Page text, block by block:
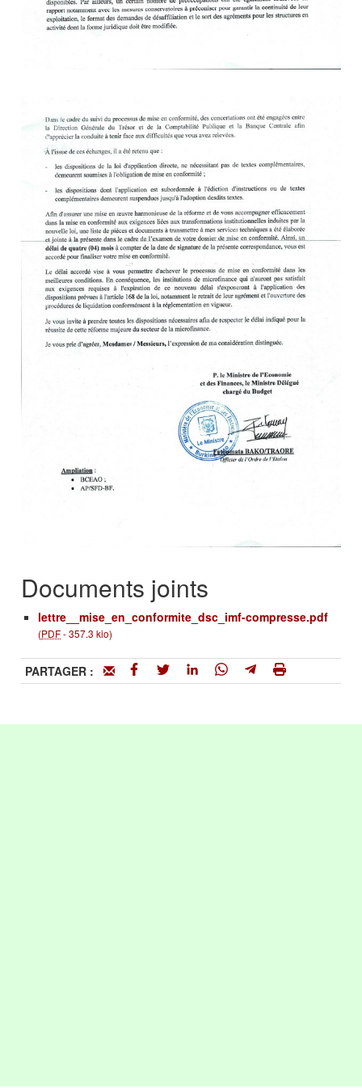
Documents joints
lettre__mise_en_conformite_dsc_imf-compresse.pdf
(PDF-357.3 kio)
PARTAGER :